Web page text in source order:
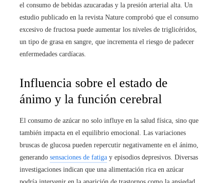
el consumo de bebidas azucaradas y la presión arterial alta. Un
estudio publicado en la revista Nature comprobó que el consumo
excesivo de fructosa puede aumentar los niveles de triglicéridos,
un tipo de grasa en sangre, que incrementa el riesgo de padecer
enfermedades cardíacas.
Influencia sobre el estado de
ánimo y la función cerebral
El consumo de azúcar no solo influye en la salud física, sino que
también impacta en el equilibrio emocional. Las variaciones
bruscas de glucosa pueden repercutir negativamente en el ánimo,
generando sensaciones de fatiga y episodios depresivos. Diversas
investigaciones indican que una alimentación rica en azúcar